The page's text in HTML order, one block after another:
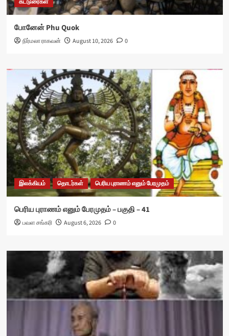
போனேன் Phu Quok
நிர்மலா ராகவன் August 10, 2026 0
இலக்கியம் தொடர்கள் பெரிய புராணம் எனும் பேரமுதம்
பெரிய புராணம் எனும் பேரமுதம் – பகுதி – 41
பவள சங்கரி August 6, 2026 0